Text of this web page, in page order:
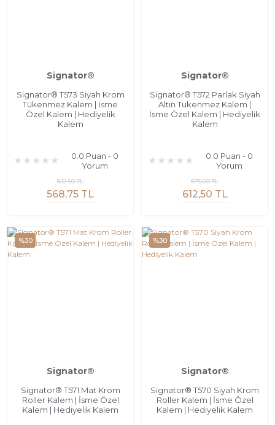
Signator®
Signator® T573 Siyah Krom
Tükenmez Kalem | İsme
Özel Kalem | Hediyelik
Kalem
0.0 Puan - 0
Yorum
568,75 TL
812,50 TL
Signator®
Signator® T572 Parlak Siyah
Altın Tükenmez Kalem |
İsme Özel Kalem | Hediyelik
Kalem
0.0 Puan - 0
Yorum
612,50 TL
875,00 TL
%30
Signator®
Signator® T571 Mat Krom
Roller Kalem | İsme Özel
Kalem | Hediyelik Kalem
%30
Signator®
Signator® T570 Siyah Krom
Roller Kalem | İsme Özel
Kalem | Hediyelik Kalem